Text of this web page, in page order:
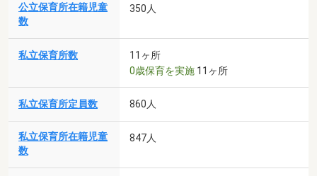
公立保育所在籍児童
数
350人
私立保育所数
11ヶ所
0歳保育を実施 11ヶ所
私立保育所定員数 860人
私立保育所在籍児童
数
847人